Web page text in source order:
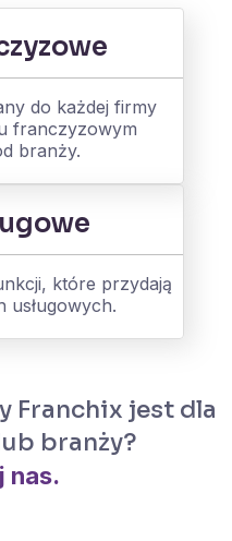
do każdej firmy
franczyzowym
branży.
które przydają
usługowych.
Franchix jest dla
branży?
nas.